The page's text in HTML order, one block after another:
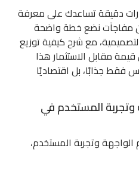
دقيقة تساعدك على معرفة
مفاجآت نضع خطة واضحة
مع شرح كيفية توزيع
مقابل الاستثمار هذا
جذابًا، بل اقتصاديًا
المستخدم في
الواجهة وتجربة المستخدم،